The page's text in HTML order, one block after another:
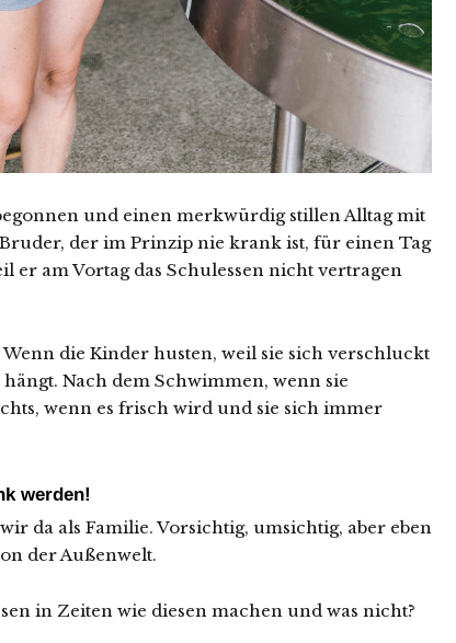
und einen merkwürdig stillen Alltag mit
der im Prinzip nie krank ist, für einen Tag
er am Vortag das Schulessen nicht vertragen
die Kinder husten, weil sie sich verschluckt
Nach dem Schwimmen, wenn sie
wenn es frisch wird und sie sich immer
werden!
da als Familie. Vorsichtig, umsichtig, aber eben
der Außenwelt.
in Zeiten wie diesen machen und was nicht?